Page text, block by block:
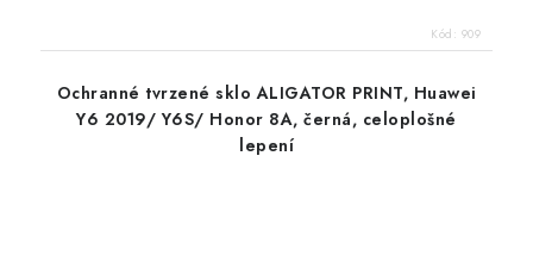
Kód: 909
Ochranné tvrzené sklo ALIGATOR PRINT, Huawei
Y6 2019/ Y6S/ Honor 8A, černá, celoplošné
lepení